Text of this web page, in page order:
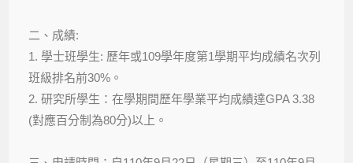
二、成績:
1. 學士班學生: 歷年或109學年度第1學期平均成績名次列
班級排名前30%。
2. 研究所學生：在學期間歷年學業平均成績達GPA 3.38
(對應百分制為80分)以上。